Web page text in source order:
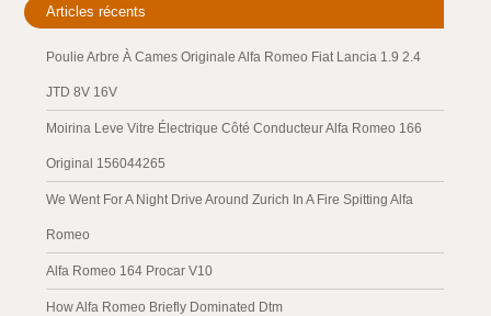
Articles récents
Poulie Arbre À Cames Originale Alfa Romeo Fiat Lancia 1.9 2.4
JTD 8V 16V
Moirina Leve Vitre Électrique Côté Conducteur Alfa Romeo 166
Original 156044265
We Went For A Night Drive Around Zurich In A Fire Spitting Alfa
Romeo
Alfa Romeo 164 Procar V10
How Alfa Romeo Briefly Dominated Dtm